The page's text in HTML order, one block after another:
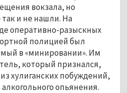
вокзала, но
и не нашли. На
оперативно-разыскных
полицией был
в «минировании». Им
который признался,
хулиганских побуждений,
опьянения.